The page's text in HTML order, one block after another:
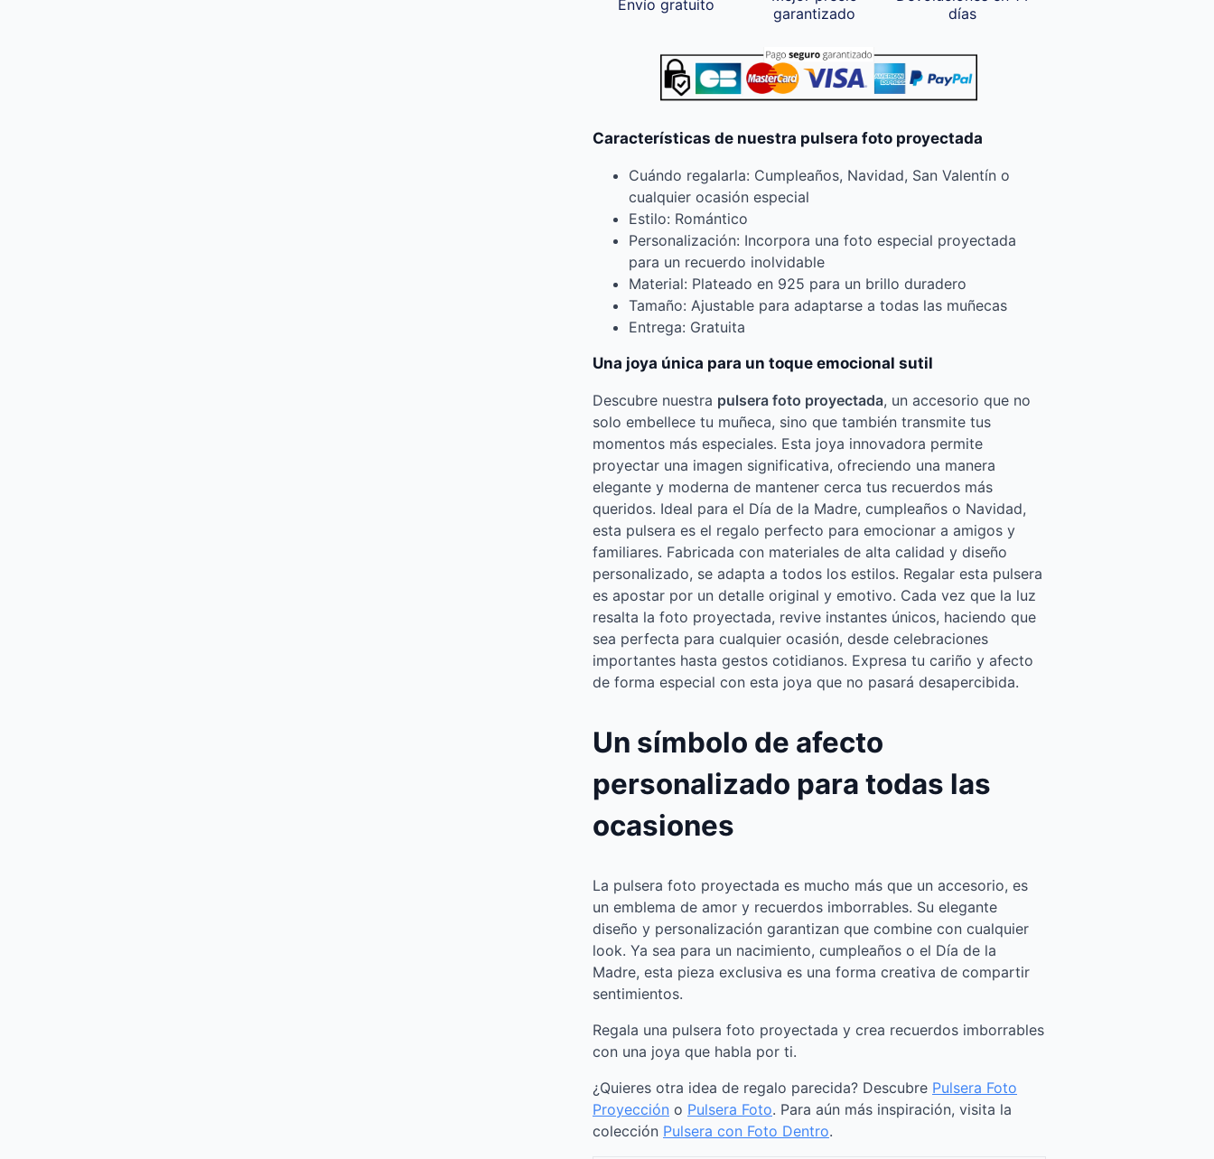
Envío gratuito
garantizado
días
Características de nuestra pulsera foto proyectada
Cuándo regalarla: Cumpleaños, Navidad, San Valentín o
cualquier ocasión especial
Estilo: Romántico
Personalización: Incorpora una foto especial proyectada
para un recuerdo inolvidable
Material: Plateado en 925 para un brillo duradero
Tamaño: Ajustable para adaptarse a todas las muñecas
Entrega: Gratuita
Una joya única para un toque emocional sutil
Descubre nuestra pulsera foto proyectada, un accesorio que no
solo embellece tu muñeca, sino que también transmite tus
momentos más especiales. Esta joya innovadora permite
proyectar una imagen significativa, ofreciendo una manera
elegante y moderna de mantener cerca tus recuerdos más
queridos. Ideal para el Día de la Madre, cumpleaños o Navidad,
esta pulsera es el regalo perfecto para emocionar a amigos y
familiares. Fabricada con materiales de alta calidad y diseño
personalizado, se adapta a todos los estilos. Regalar esta pulsera
es apostar por un detalle original y emotivo. Cada vez que la luz
resalta la foto proyectada, revive instantes únicos, haciendo que
sea perfecta para cualquier ocasión, desde celebraciones
importantes hasta gestos cotidianos. Expresa tu cariño y afecto
de forma especial con esta joya que no pasará desapercibida.
Un símbolo de afecto
personalizado para todas las
ocasiones
La pulsera foto proyectada es mucho más que un accesorio, es
un emblema de amor y recuerdos imborrables. Su elegante
diseño y personalización garantizan que combine con cualquier
look. Ya sea para un nacimiento, cumpleaños o el Día de la
Madre, esta pieza exclusiva es una forma creativa de compartir
sentimientos.
Regala una pulsera foto proyectada y crea recuerdos imborrables
con una joya que habla por ti.
¿Quieres otra idea de regalo parecida? Descubre Pulsera Foto
Proyección o Pulsera Foto. Para aún más inspiración, visita la
colección Pulsera con Foto Dentro.